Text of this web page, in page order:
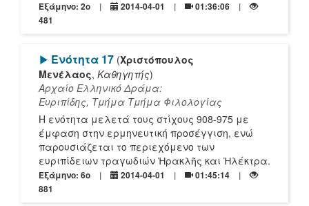
Εξάμηνο: 2o 2014-04-01
01:36:06
481
[Play]
Ενότητα 17 (Χριστόπουλος
Μενέλαος, Καθηγητής)
Αρχαίο Ελληνικό Δράμα:
Ευριπίδης, Τμήμα Τμήμα Φιλολογίας
Η ενότητα μελετά τους στίχους 908-975 με
έμφαση στην ερμηνευτική προσέγγιση, ενώ
παρουσιάζεται το περιεχόμενο των
ευριπίδειων τραγωδιών Ἡρακλῆς και Ἡλέκτρα.
Εξάμηνο: 6o 2014-04-01
01:45:14
881